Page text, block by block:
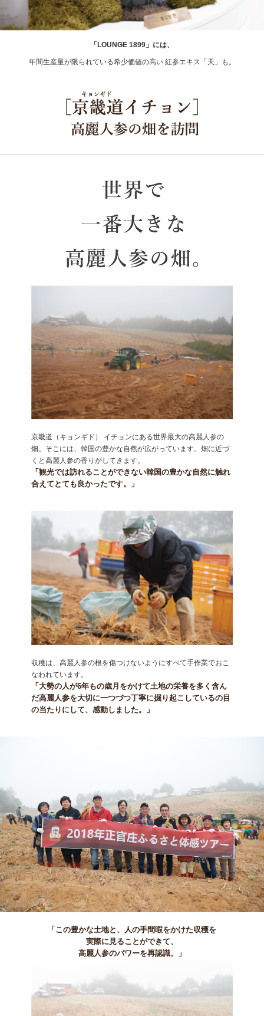
「LOUNGE 1899」には、
年間生産量が限られている希少価値の高い 紅参エキス「天」も。
京畿道（キョンギド） イチョンにある世界最大の高麗人参の
畑。そこには、韓国の豊かな自然が広がっています。畑に近づ
くと高麗人参の香りがしてきます。
「観光では訪れることができない韓国の豊かな自然に触れ
合えてとても良かったです。」
収穫は、高麗人参の根を傷つけないようにすべて手作業でおこ
なわれています。
「大勢の人が6年もの歳月をかけて土地の栄養を多く含ん
だ高麗人参を大切に一つづつ丁寧に掘り起こしているの目
の当たりにして、感動しました。」
「この豊かな土地と、人の手間暇をかけた収穫を
実際に見ることができて、
高麗人参のパワーを再認識。」